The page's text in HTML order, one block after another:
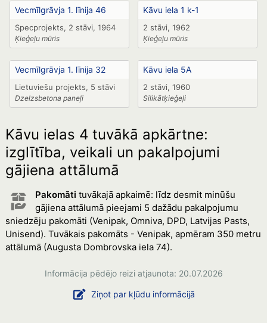
Vecmīlgrāvja 1. līnija 46
Specprojekts, 2 stāvi, 1964
Ķieģeļu mūris
Kāvu iela 1 k-1
2 stāvi, 1962
Ķieģeļu mūris
Vecmīlgrāvja 1. līnija 32
Lietuviešu projekts, 5 stāvi
Dzelzsbetona paneļi
Kāvu iela 5A
2 stāvi, 1960
Silikātķieģeļi
Kāvu ielas 4 tuvākā apkārtne:
izglītība, veikali un pakalpojumi
gājiena attālumā
Pakomāti tuvākajā apkaimē: līdz desmit minūšu
gājiena attālumā pieejami 5 dažādu pakalpojumu
sniedzēju pakomāti (Venipak, Omniva, DPD, Latvijas Pasts,
Unisend). Tuvākais pakomāts - Venipak, apmēram 350 metru
attālumā (Augusta Dombrovska iela 74).
Informācija pēdējo reizi atjaunota: 20.07.2026
Ziņot par kļūdu informācijā